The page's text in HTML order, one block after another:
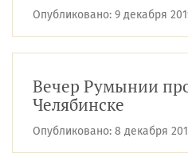
Опубликовано: 9 декабря
Вечер Румынии
Челябинске
Опубликовано: 8 декабря